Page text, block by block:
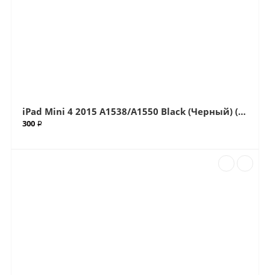
iPad Mini 4 2015 A1538/A1550 Black (Черный) (G+OCA Pro) стекло с OCA плёнкой (Артик.ГС-66)
300 ₽